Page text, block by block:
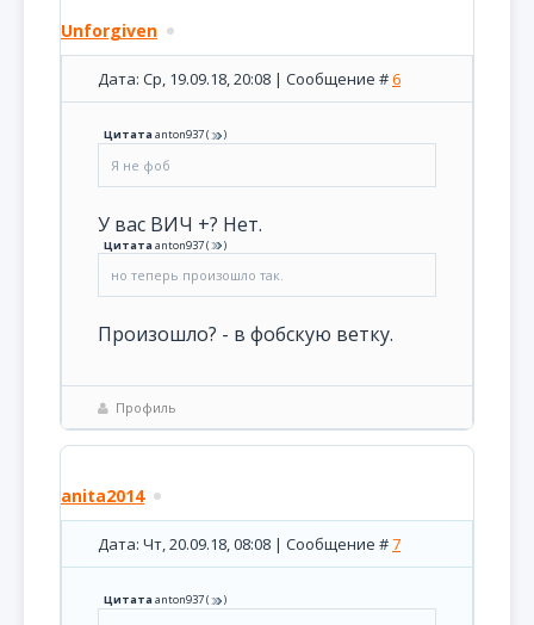
Unforgiven
Дата: Ср, 19.09.18, 20:08 | Сообщение #6
Цитатаanton937( )
Я не фоб
У вас ВИЧ +? Нет.
Цитатаanton937( )
но теперь произошло так.
Произошло? - в фобскую ветку.
Профиль
anita2014
Дата: Чт, 20.09.18, 08:08 | Сообщение #7
Цитатаanton937( )